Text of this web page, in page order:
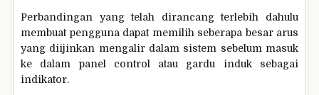
Perbandingan yang telah dirancang terlebih dahulu
membuat pengguna dapat memilih seberapa besar arus
yang diijinkan mengalir dalam sistem sebelum masuk
ke dalam panel control atau gardu induk sebagai
indikator.